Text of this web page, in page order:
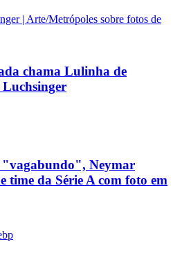
chama Lulinha de
"vagabundo", Neymar
time da Série A com foto em